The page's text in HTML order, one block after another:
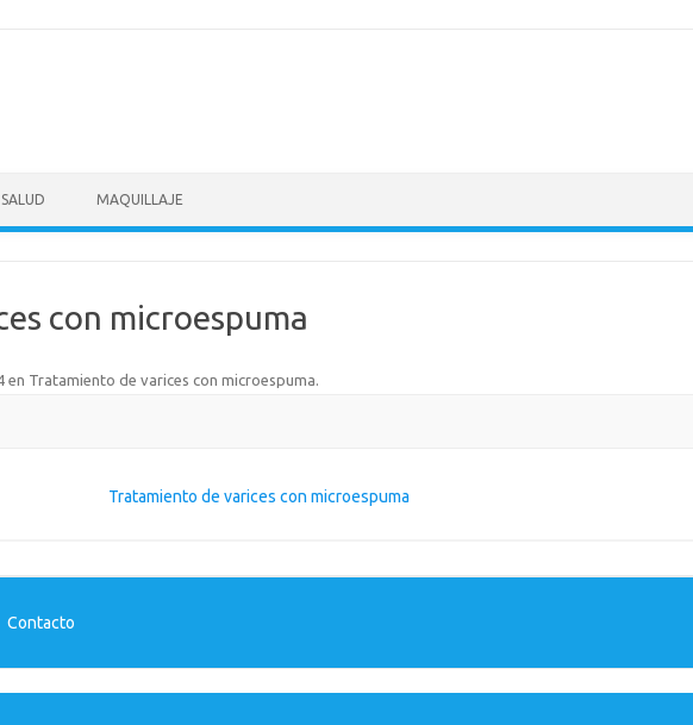
SALUD MAQUILLAJE
con microespuma
en Tratamiento de varices con microespuma.
Contacto